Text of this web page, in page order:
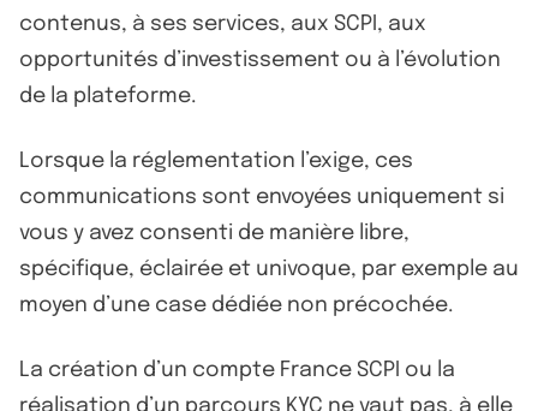
contenus, à ses services, aux SCPI, aux
opportunités d’investissement ou à l’évolution
de la plateforme.
Lorsque la réglementation l’exige, ces
communications sont envoyées uniquement si
vous y avez consenti de manière libre,
spécifique, éclairée et univoque, par exemple au
moyen d’une case dédiée non précochée.
La création d’un compte France SCPI ou la
réalisation d’un parcours KYC ne vaut pas, à elle